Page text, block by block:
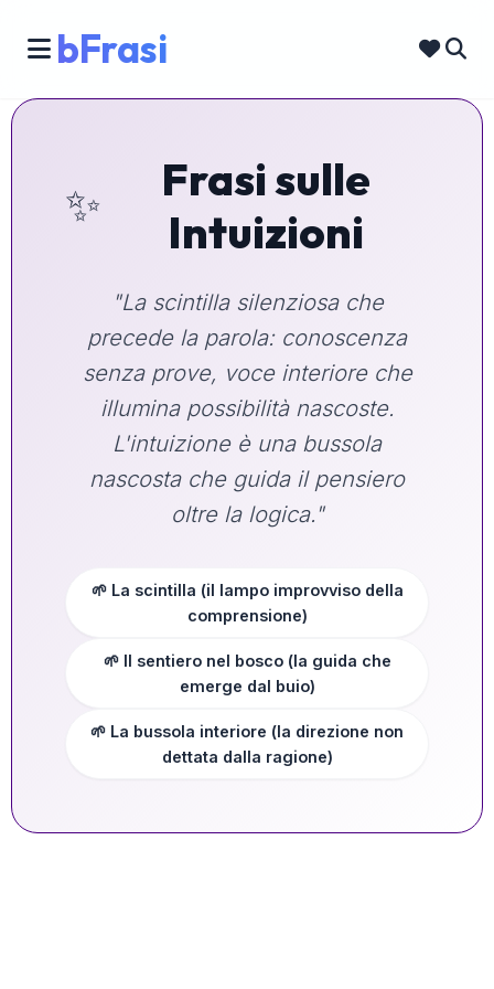
bFrasi
✨
Frasi sulle
Intuizioni
"La scintilla silenziosa che
precede la parola: conoscenza
senza prove, voce interiore che
illumina possibilità nascoste.
L'intuizione è una bussola
nascosta che guida il pensiero
oltre la logica."
🌱 La scintilla (il lampo improvviso della
comprensione)
🌱 Il sentiero nel bosco (la guida che
emerge dal buio)
🌱 La bussola interiore (la direzione non
dettata dalla ragione)